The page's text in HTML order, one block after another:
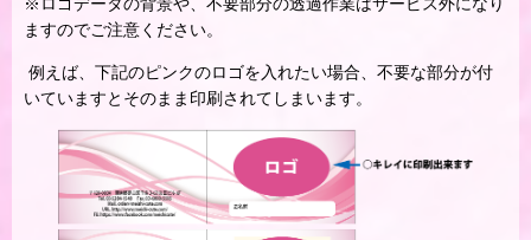
ますのでご注意ください。
例えば、下記のピンクのロゴを入れたい場合、不要な部分が付
いていますとそのまま印刷されてしまいます。